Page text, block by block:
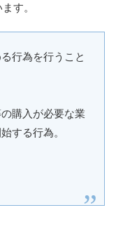
す。
行為を行うこと
購入が必要な業
する行為。